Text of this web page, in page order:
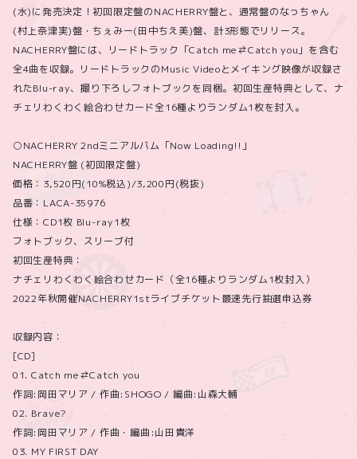
(水)に発売決定！初回限定盤のNACHERRY盤と、通常盤のなっちゃん
(村上奈津実)盤・ちぇみー(田中ちえ美)盤、計3形態でリリース。
NACHERRY盤には、リードトラック「Catch me⇄Catch you」を含む
全4曲を収録。リードトラックのMusic Videoとメイキング映像が収録さ
れたBlu-ray、撮り下ろしフォトブックを同梱。初回生産特典として、ナ
チェリわくわく絵合わせカード全16種よりランダム1枚を封入。
○NACHERRY 2ndミニアルバム「Now Loading!!」
NACHERRY盤 (初回限定盤)
価格：3,520円(10%税込)/3,200円(税抜)
品番：LACA-35976
仕様：CD1枚 Blu-ray1枚
フォトブック、スリーブ付
初回生産特典：
ナチェリわくわく絵合わせカード（全16種よりランダム1枚封入）
2022年秋開催NACHERRY1stライブチケット最速先行抽選申込券
収録内容：
[CD]
01. Catch me⇄Catch you
作詞:岡田マリア / 作曲:SHOGO / 編曲:山森大輔
02. Brave?
作詞:岡田マリア / 作曲・編曲:山田貴洋
03. MY FIRST DAY